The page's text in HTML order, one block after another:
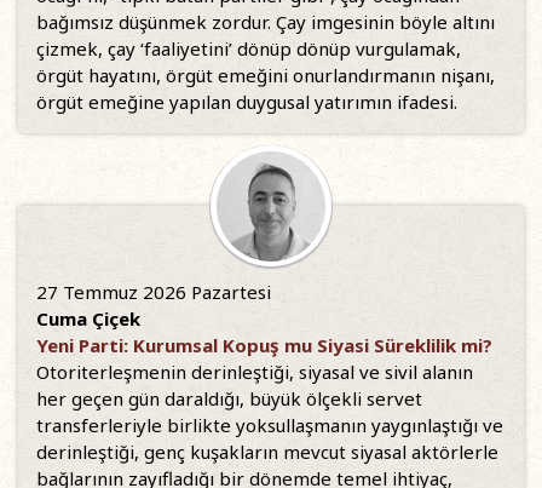
bağımsız düşünmek zordur. Çay imgesinin böyle altını
çizmek, çay ‘faaliyetini’ dönüp dönüp vurgulamak,
örgüt hayatını, örgüt emeğini onurlandırmanın nişanı,
örgüt emeğine yapılan duygusal yatırımın ifadesi.
27 Temmuz 2026 Pazartesi
Cuma Çiçek
Yeni Parti: Kurumsal Kopuş mu Siyasi Süreklilik mi?
Otoriterleşmenin derinleştiği, siyasal ve sivil alanın
her geçen gün daraldığı, büyük ölçekli servet
transferleriyle birlikte yoksullaşmanın yaygınlaştığı ve
derinleştiği, genç kuşakların mevcut siyasal aktörlerle
bağlarının zayıfladığı bir dönemde temel ihtiyaç,